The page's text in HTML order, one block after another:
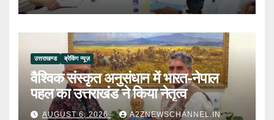
उत्तराखण्ड ब्रेकिंग न्यूज़
वैश्विक संस्कृत अनुसंधान में भारत-नेपाल
पहल का उत्तराखंड ने किया नेतृत्व
AUGUST 6, 2026 A2ZNEWSCHANNEL.IN